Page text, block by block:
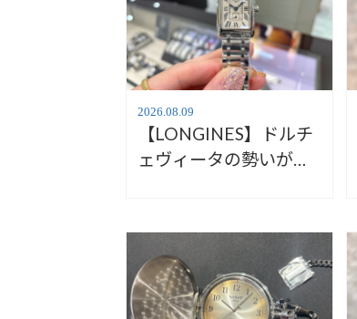
2026.08.09
【LONGINES】ドルチ
ェヴィータの勢いがす